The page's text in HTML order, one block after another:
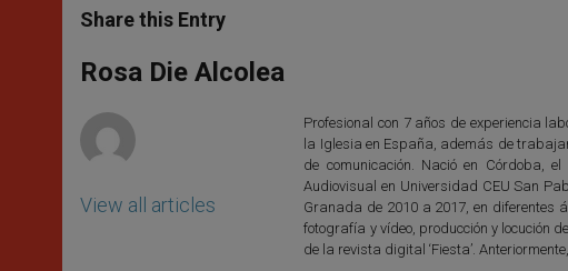
t
s
p
p
s
e
g
e
e
b
o
k
r
Share this Entry
Rosa Die Alcolea
View all articles
Profesional con 7 años de experiencia
la Iglesia en España, además de
de comunicación. Nació en Córdoba,
Audiovisual en Universidad CEU San
Granada de 2010 a 2017, en diferentes
fotografía y vídeo, producción y locución
de la revista digital ‘Fiesta’.